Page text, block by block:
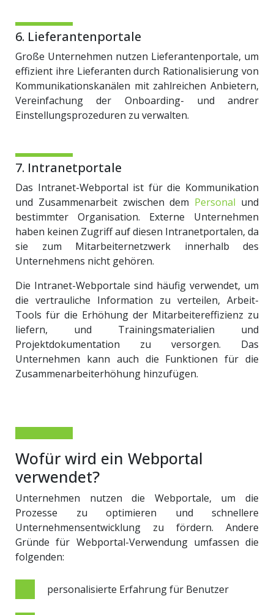
6. Lieferantenportale
Große Unternehmen nutzen Lieferantenportale, um
effizient ihre Lieferanten durch Rationalisierung von
Kommunikationskanälen mit zahlreichen Anbietern,
Vereinfachung der Onboarding- und andrer
Einstellungsprozeduren zu verwalten.
7. Intranetportale
Das Intranet-Webportal ist für die Kommunikation
und Zusammenarbeit zwischen dem Personal und
bestimmter Organisation. Externe Unternehmen
haben keinen Zugriff auf diesen Intranetportalen, da
sie zum Mitarbeiternetzwerk innerhalb des
Unternehmens nicht gehören.
Die Intranet-Webportale sind häufig verwendet, um
die vertrauliche Information zu verteilen, Arbeit-
Tools für die Erhöhung der Mitarbeitereffizienz zu
liefern, und Trainingsmaterialien und
Projektdokumentation zu versorgen. Das
Unternehmen kann auch die Funktionen für die
Zusammenarbeiterhöhung hinzufügen.
Wofür wird ein Webportal
verwendet?
Unternehmen nutzen die Webportale, um die
Prozesse zu optimieren und schnellere
Unternehmensentwicklung zu fördern. Andere
Gründe für Webportal-Verwendung umfassen die
folgenden:
personalisierte Erfahrung für Benutzer